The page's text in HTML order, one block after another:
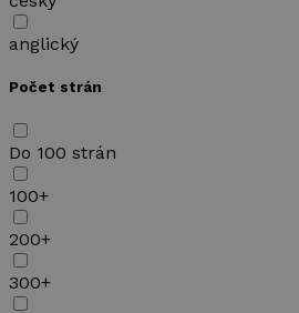
anglický
Počet strán
Do 100 strán
100+
200+
300+